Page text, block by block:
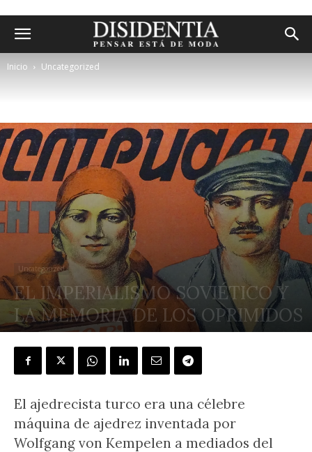
Inicio Uncategorized
Uncategorized
EL IMPERIALISMO SOVIÉTICO Y
LA MEMORIA DE LOS OPRIMIDOS
El ajedrecista turco era una célebre
máquina de ajedrez inventada por
Wolfgang von Kempelen a mediados del